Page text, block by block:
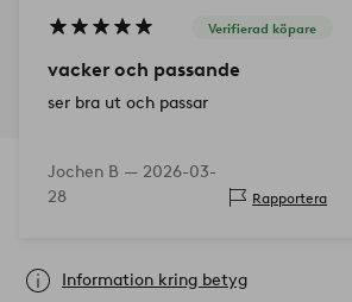
Verifierad köpare
vacker och passande
ser bra ut och passar
Jochen B — 2026-03-
28
Rapportera
Information kring betyg